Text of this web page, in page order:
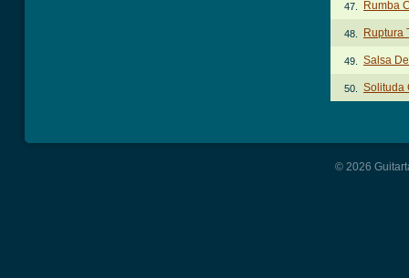
47. Rumba
48. Ruptura
49. Salsa
50. Solituda
© 2026